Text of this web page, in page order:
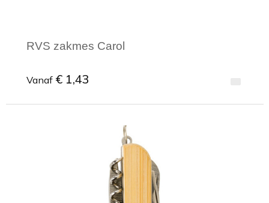
RVS zakmes Carol
Vanaf € 1,43
Minimale afname: 1